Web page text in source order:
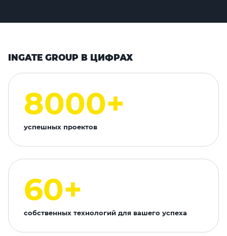
INGATE GROUP В ЦИФРАХ
8000+
успешных проектов
60+
собственных технологий для вашего успеха